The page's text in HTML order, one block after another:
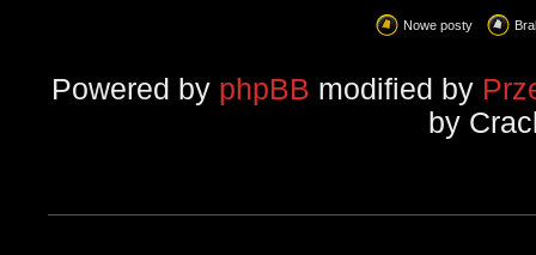
Nowe posty
Powered by phpBB modified by
by